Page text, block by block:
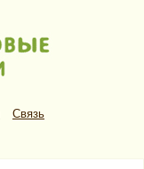
Связь